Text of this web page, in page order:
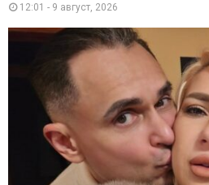
12:01 - 9 август, 2026